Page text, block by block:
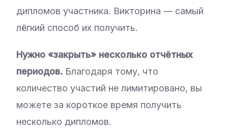
дипломов участника. Викторина — самый
лёгкий способ их получить.
Нужно «закрыть» несколько отчётных
периодов. Благодаря тому, что
количество участий не лимитировано, вы
можете за короткое время получить
несколько дипломов.